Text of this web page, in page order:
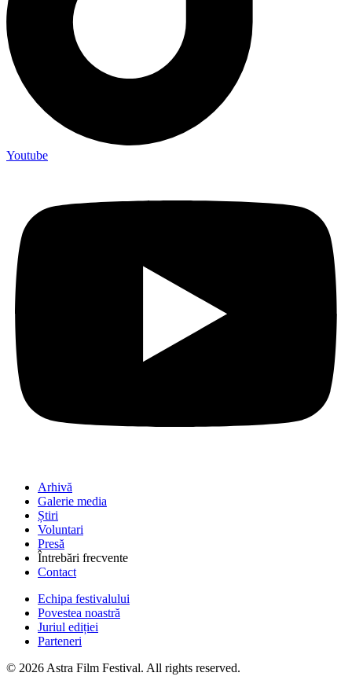
Youtube
Arhivă
Galerie media
Știri
Voluntari
Presă
Întrebări frecvente
Contact
Echipa festivalului
Povestea noastră
Juriul ediției
Parteneri
© 2026 Astra Film Festival. All rights reserved.